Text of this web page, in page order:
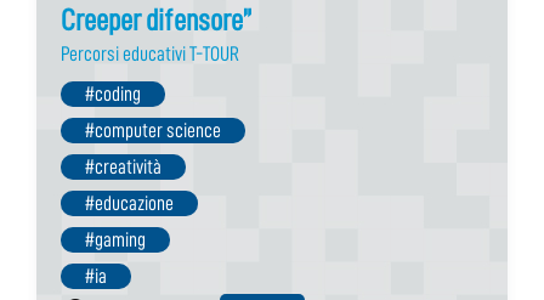
Creeper difensore”
Percorsi educativi T-TOUR
#coding
#computer science
#creatività
#educazione
#gaming
#ia